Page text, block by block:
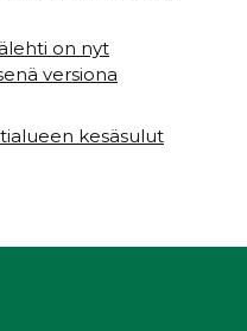
on nyt
versiona
kesäsulut